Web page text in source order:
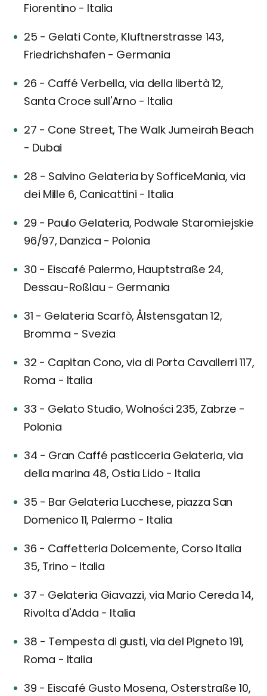
Fiorentino - Italia
25 - Gelati Conte, Kluftnerstrasse 143,
Friedrichshafen - Germania
26 - Caffé Verbella, via della libertà 12,
Santa Croce sull'Arno - Italia
27 - Cone Street, The Walk Jumeirah Beach
- Dubai
28 - Salvino Gelateria by SofficeMania, via
dei Mille 6, Canicattini - Italia
29 - Paulo Gelateria, Podwale Staromiejskie
96/97, Danzica - Polonia
30 - Eiscafé Palermo, Hauptstraße 24,
Dessau-Roßlau - Germania
31 - Gelateria Scarfò, Ålstensgatan 12,
Bromma - Svezia
32 - Capitan Cono, via di Porta Cavallerri 117,
Roma - Italia
33 - Gelato Studio, Wolności 235, Zabrze -
Polonia
34 - Gran Caffé pasticceria Gelateria, via
della marina 48, Ostia Lido - Italia
35 - Bar Gelateria Lucchese, piazza San
Domenico 11, Palermo - Italia
36 - Caffetteria Dolcemente, Corso Italia
35, Trino - Italia
37 - Gelateria Giavazzi, via Mario Cereda 14,
Rivolta d'Adda - Italia
38 - Tempesta di gusti, via del Pigneto 191,
Roma - Italia
39 - Eiscafé Gusto Mosena, Osterstraße 10,